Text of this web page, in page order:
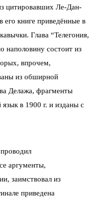
цитировавших Ле-Дан­
его книге приведённые в
Глава “Телегония,
наполовину состоит из
впрочем,
из обширной
Делажа, фрагменты
в 1900 г. и изданы с
аргументы,
заимствовал из
приведена